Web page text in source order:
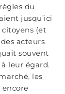
du
jusqu’ici
(et
acteurs
souvent
leur égard.
les